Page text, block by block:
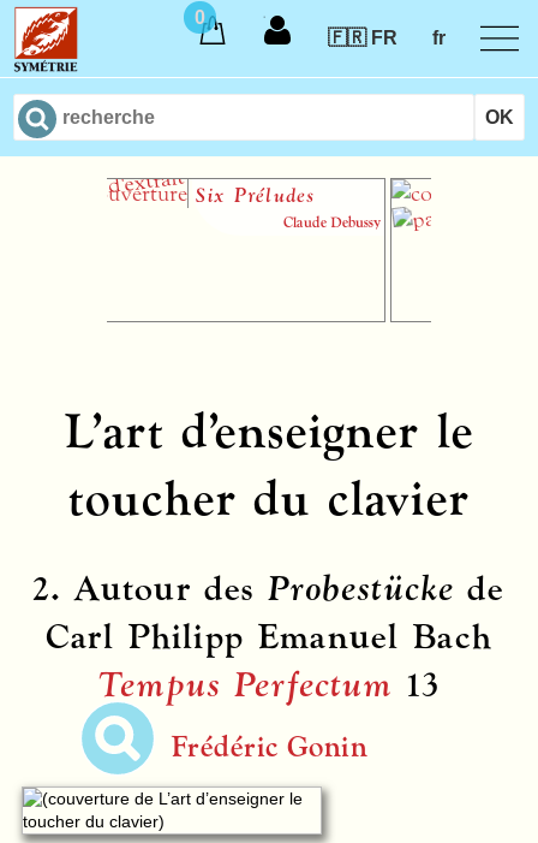
0
🇫🇷 FR
fr
Six Préludes
Claude Debussy
L’art d’enseigner le
toucher du clavier
2. Autour des Probestücke de
Carl Philipp Emanuel Bach
Tempus Perfectum 13
Frédéric Gonin